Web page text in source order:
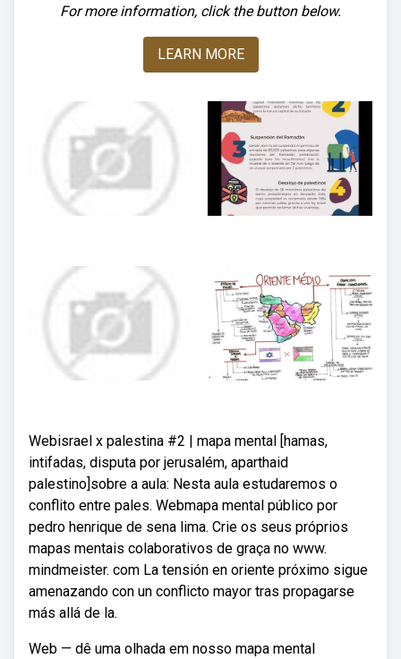
For more information, click the button below.
LEARN MORE
Webisrael x palestina #2 | mapa mental [hamas,
intifadas, disputa por jerusalém, aparthaid
palestino]sobre a aula: Nesta aula estudaremos o
conflito entre pales. Webmapa mental público por
pedro henrique de sena lima. Crie os seus próprios
mapas mentais colaborativos de graça no www.
mindmeister. com La tensión en oriente próximo sigue
amenazando con un conflicto mayor tras propagarse
más allá de la.
Web — dê uma olhada em nosso mapa mental